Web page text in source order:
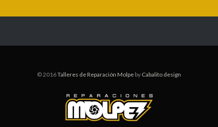
© 2016Talleres de Reparación Molpe by Cabalito design